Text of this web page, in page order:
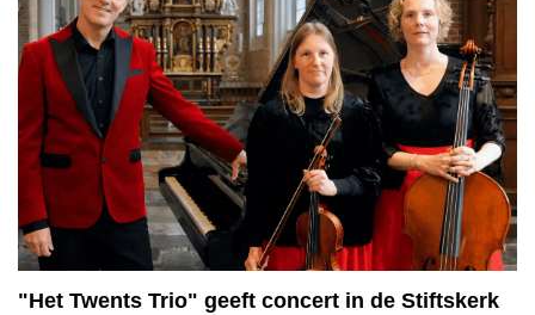
"Het Twents Trio" geeft concert in de Stiftskerk